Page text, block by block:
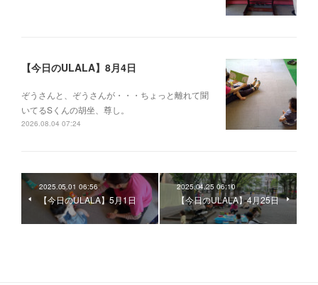
【今日のULALA】8月4日
ぞうさんと、ぞうさんが・・・ちょっと離れて聞
いてるSくんの胡坐、尊し。
2026.08.04 07:24
2025.05.01 06:56
【今日のULALA】5月1日
2025.04.25 06:10
【今日のULALA】4月25日